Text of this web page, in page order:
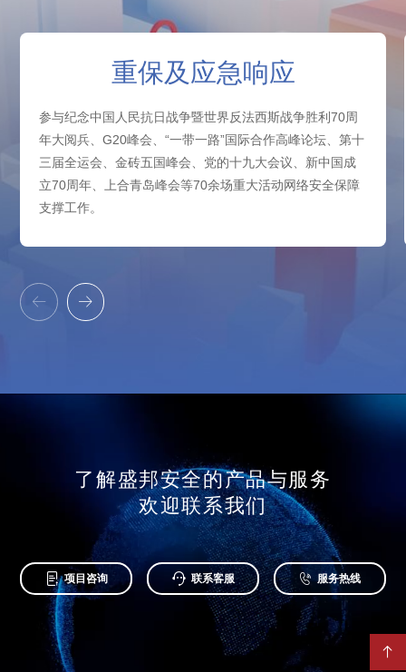
重保及应急响应
参与纪念中国人民抗日战争暨世界反法西斯战争胜利70周
年大阅兵、G20峰会、“一带一路”国际合作高峰论坛、第十
三届全运会、金砖五国峰会、党的十九大会议、新中国成
立70周年、上合青岛峰会等70余场重大活动网络安全保障
支撑工作。
 

了解盛邦安全的产品与服务
欢迎联系我们
 项目咨询  联系客服  服务热线